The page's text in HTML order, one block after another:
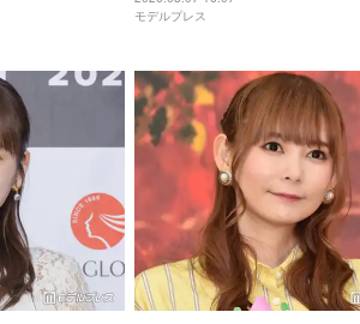
モデルプレス